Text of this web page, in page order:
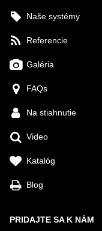
Naše systémy
Referencie
Galéria
FAQs
Na stiahnutie
Video
Katalóg
Blog
PRIDAJTE SA K NÁM